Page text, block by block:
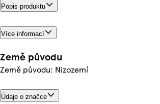
Popis produktu
Více informací
Země původu
Země původu: Nizozemí
Údaje o značce